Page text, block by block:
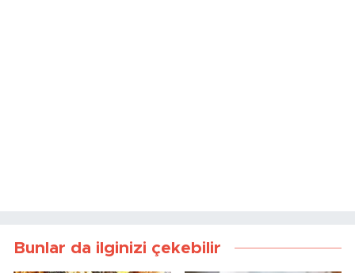
Bunlar da ilginizi çekebilir